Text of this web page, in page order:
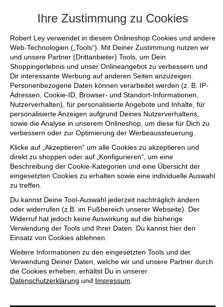
Ihre Zustimmung zu Cookies
Robert Ley verwendet in diesem Onlineshop Cookies und andere
Web-Technologien („Tools“). Mit Deiner Zustimmung nutzen wir
und unsere Partner (Drittanbieter) Tools, um Dein
Shoppingerlebnis und unser Onlineangebot zu verbessern und
Dir interessante Werbung auf anderen Seiten anzuzeigen.
Personenbezogene Daten können verarbeitet werden (z. B. IP-
Adressen, Cookie-ID, Browser- und Standort-Informationen,
Nutzerverhalten), für personalisierte Angebote und Inhalte, für
personalisierte Anzeigen aufgrund Deines Nutzerverhaltens,
sowie die Analyse in unserem Onlineshop, um diese für Dich zu
verbessern oder zur Optimierung der Werbeaussteuerung.
Klicke auf „Akzeptieren“ um alle Cookies zu akzeptieren und
direkt zu shoppen oder auf „Konfigurieren“, um eine
Beschreibung der Cookie-Kategorien und eine Übersicht der
eingesetzten Cookies zu erhalten sowie eine individuelle Auswahl
zu treffen.
Du kannst Deine Tool-Auswahl jederzeit nachträglich ändern
oder widerrufen (z.B. im Fußbereich unserer Webseite). Der
Widerruf hat jedoch keine Auswirkung auf die bisherige
Verwendung der Tools und Ihrer Daten. Du kannst hier den
Einsatz von Cookies ablehnen.
Weitere Informationen zu den eingesetzten Tools und der
Verwendung Deiner Daten, welche wir und unsere Partner durch
die Cookies erheben, erhältst Du in unserer
Datenschutzerklärung und Impressum.